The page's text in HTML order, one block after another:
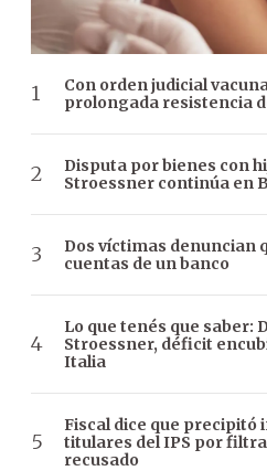
Con orden judicial
prolongada resistencia
Disputa por bienes con
Stroessner continúa en
Dos víctimas denuncian
cuentas de un banco
Lo que tenés que saber:
Stroessner, déficit
Italia
Fiscal dice que precipitó
titulares del IPS por
recusado